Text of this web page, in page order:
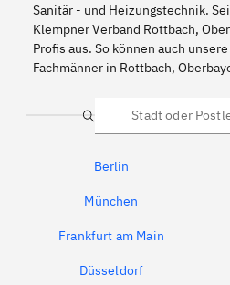
Sanitär - und Heizungstechnik.
Klempner Verband Rottbach,
Profis aus. So können auch
Fachmänner in Rottbach,
Suche
Berlin
München
Frankfurt am Main
Düsseldorf